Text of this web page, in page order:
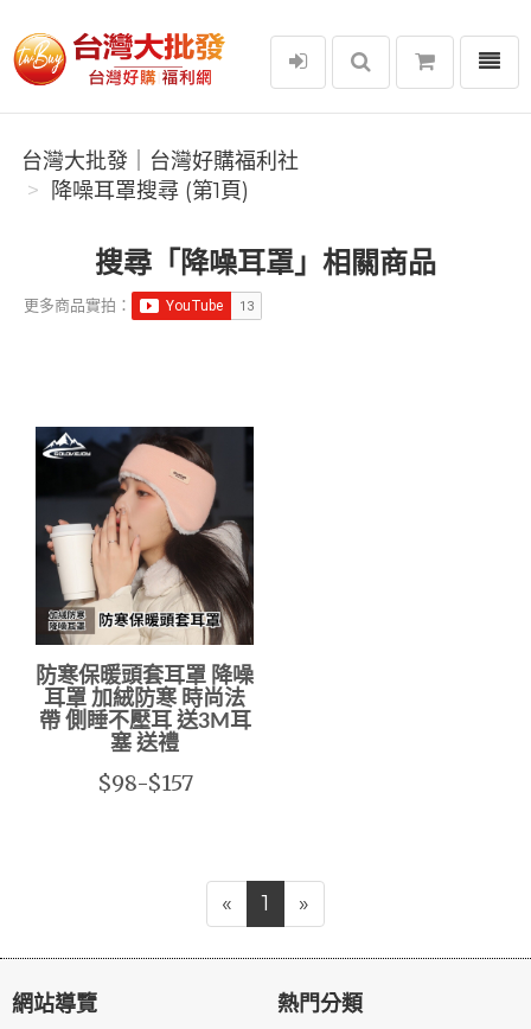
台灣大批發｜台灣好購福利社
選單
台灣大批發｜台灣好購福利社
降噪耳罩搜尋 (第1頁)
搜尋「降噪耳罩」相關商品
更多商品實拍：
防寒保暖頭套耳罩 降噪
耳罩 加絨防寒 時尚法
帶 側睡不壓耳 送3M耳
塞 送禮
$98-$157
« 1 »
網站導覽 熱門分類